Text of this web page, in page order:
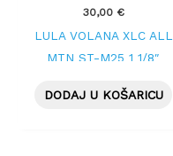
30,00 €
LULA VOLANA XLC ALL
MTN ST-M25 1 1/8″
MAT
DODAJ U KOŠARICU